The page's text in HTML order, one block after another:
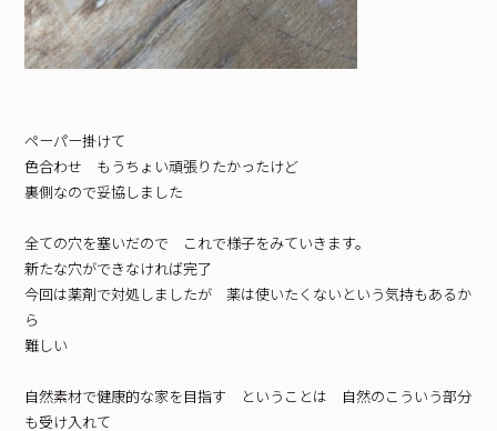
ペーパー掛けて
色合わせ もうちょい頑張りたかったけど
裏側なので妥協しました
全ての穴を塞いだので これで様子をみていきます。
新たな穴ができなければ完了
今回は薬剤で対処しましたが 薬は使いたくないという気持もあるか
ら
難しい
自然素材で健康的な家を目指す ということは 自然のこういう部分
も受け入れて